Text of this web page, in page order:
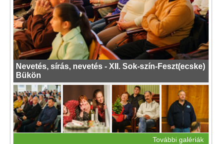
Nevetés, sírás, nevetés - XII. Sok-szín-Feszt(ecske)
Bükön
További galériák